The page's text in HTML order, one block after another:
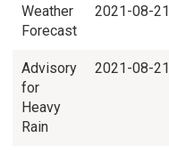
Weather
Forecast
2021-08-21
Advisory
for
Heavy
Rain
2021-08-21